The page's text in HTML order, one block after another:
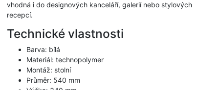
vhodná i do designových kanceláří, galerií nebo stylových
recepcí.
Technické vlastnosti
Barva: bílá
Materiál: technopolymer
Montáž: stolní
Průměr: 540 mm